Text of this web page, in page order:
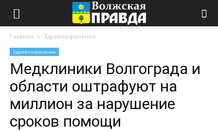
Главная Здравоохранение
Здравоохранение
Медклиники Волгограда и
области оштрафуют на
миллион за нарушение
сроков помощи